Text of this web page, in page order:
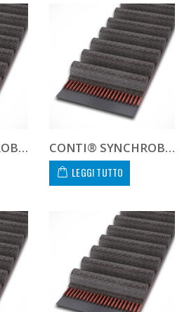
CONTI® SYNCHROBELT 534XH300 CONTI® SYNCHROBELT 540H300
LEGGI TUTTO